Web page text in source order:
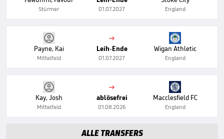
Stürmer 01.07.2027 England
Payne, Kai
Mittelfeld

Leih-Ende
01.07.2027
Wigan Athletic
England
Kay, Josh
Mittelfeld

ablösefrei
01.08.2026
Macclesfield FC
England
ALLE TRANSFERS